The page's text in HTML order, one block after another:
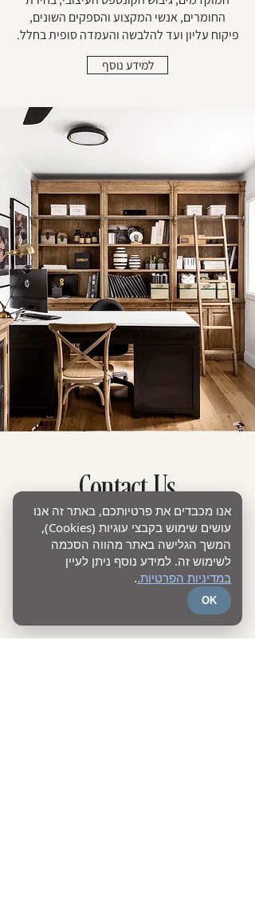
החומרים, אנשי המקצוע והספקים השונים,
פיקוח עליון ועד להלבשה והעמדה סופית בחלל.
למידע נוסף
Contact Us
Israel : אהוד 55 כפר האורנים
NYC : 49 bleecker st Manhattan NY
studio@kerennivtoledano.com|
052-5008899
אנו מכבדים את פרטיותכם, באתר זה אנו
עושים שימוש בקבצי עוגיות (Cookies),
המשך הגלישה באתר מהווה הסכמה
לשימוש זה. למידע נוסף ניתן לעיין
במדיניות הפרטיות..
OK